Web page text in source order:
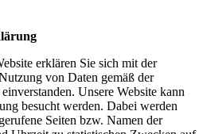
erklären Sie sich mit der
von Daten gemäß der
Unsere Website kann
besucht werden. Dabei werden
Seiten bzw. Namen der